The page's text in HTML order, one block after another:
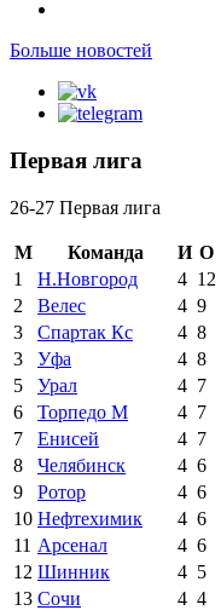
Больше новостей
Первая лига
26-27 Первая лига
М Команда И О
1
Н.Новгород 4 12
2
Велес 4 9
3
Спартак Кс 4 8
3
Уфа 4 8
5
Урал 4 7
6
Торпедо М 4 7
7
Енисей 4 7
8
Челябинск 4 6
9
Ротор 4 6
10 Нефтехимик 4 6
11 Арсенал 4 6
12 Шинник 4 5
13 Сочи 4 4